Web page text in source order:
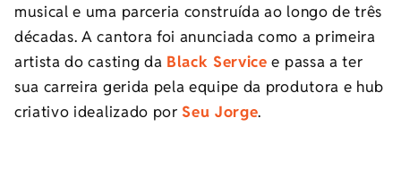
musical e uma parceria construída ao longo de três
décadas. A cantora foi anunciada como a primeira
artista do casting da Black Service e passa a ter
sua carreira gerida pela equipe da produtora e hub
criativo idealizado porSeu Jorge.